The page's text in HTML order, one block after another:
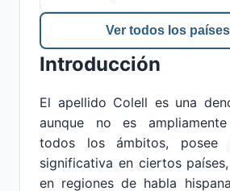
Ver todos los
Introducción
El apellido Colell es una
aunque no es
todos los ámbitos, posee
significativa en ciertos
en regiones de habla